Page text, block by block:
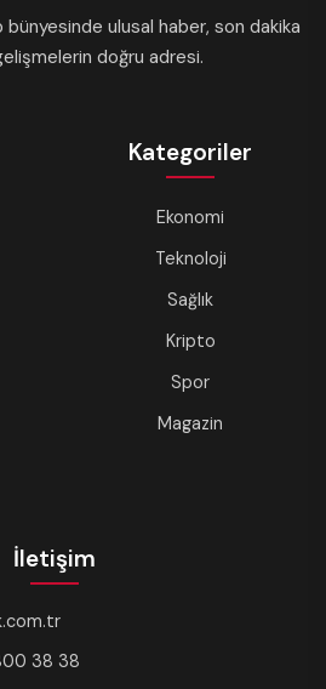
ulusal haber, son dakika
doğru adresi.
Kategoriler
Ekonomi
Teknoloji
Sağlık
Kripto
Spor
Magazin
İletişim
38 38